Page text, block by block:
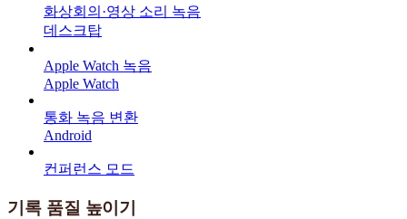
화상회의·영상 소리 녹음
데스크탑
Apple Watch 녹음
Apple Watch
통화 녹음 변환
Android
컨퍼런스 모드
기록 품질 높이기